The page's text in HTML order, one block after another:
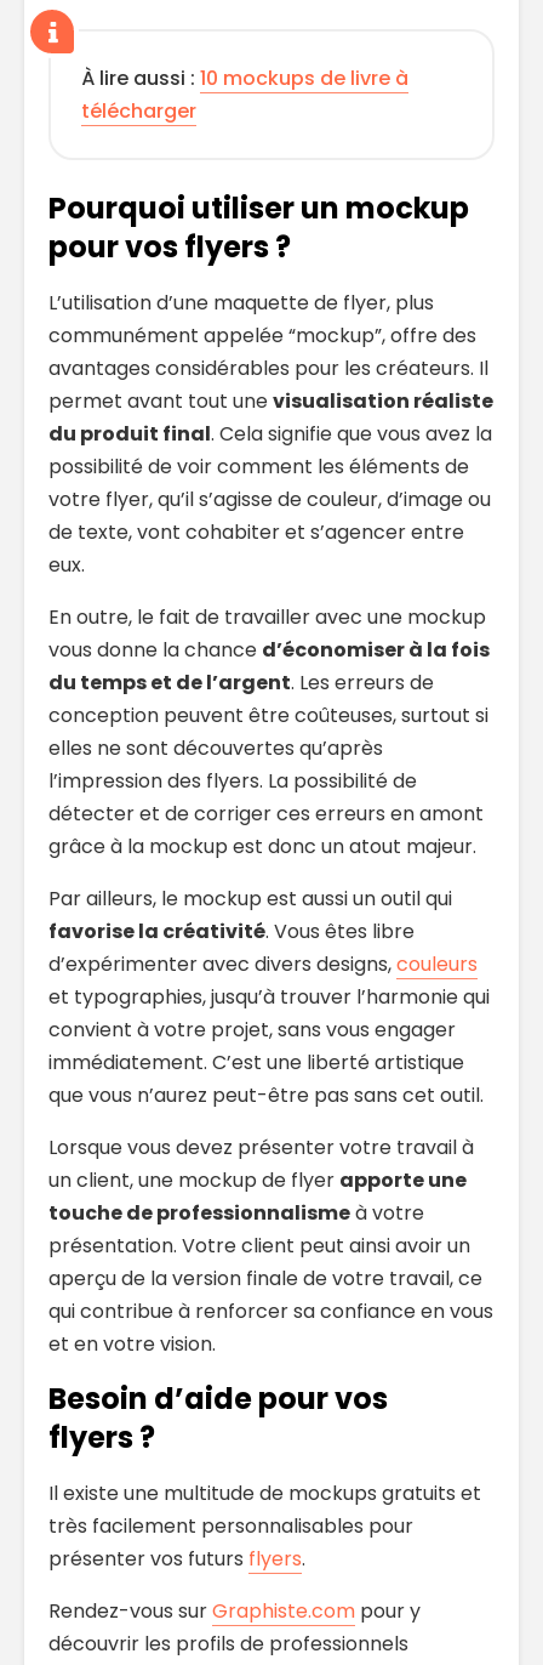
À lire aussi : 10 mockups de livre à
télécharger
Pourquoi utiliser un mockup
pour vos flyers ?
L’utilisation d’une maquette de flyer, plus
communément appelée “mockup”, offre des
avantages considérables pour les créateurs. Il
permet avant tout unevisualisation réaliste
du produit final. Cela signifie que vous avez la
possibilité de voir comment les éléments de
votre flyer, qu’il s’agisse de couleur, d’image ou
de texte, vont cohabiter et s’agencer entre
eux.
En outre, le fait de travailler avec une mockup
vous donne la chance d’économiser à la fois
du temps et de l’argent. Les erreurs de
conception peuvent être coûteuses, surtout si
elles ne sont découvertes qu’après
l’impression des flyers. La possibilité de
détecter et de corriger ces erreurs en amont
grâce à la mockup est donc un atout majeur.
Par ailleurs, le mockup est aussi un outil qui
favorise la créativité. Vous êtes libre
d’expérimenter avec divers designs,couleurs
et typographies, jusqu’à trouver l’harmonie qui
convient à votre projet, sans vous engager
immédiatement. C’est une liberté artistique
que vous n’aurez peut-être pas sans cet outil.
Lorsque vous devez présenter votre travail à
un client, une mockup de flyer apporte une
touche de professionnalismeà votre
présentation. Votre client peut ainsi avoir un
aperçu de la version finale de votre travail, ce
qui contribue à renforcer sa confiance en vous
et en votre vision.
Besoin d’aide pour vos
flyers ?
Il existe une multitude de mockups gratuits et
très facilement personnalisables pour
présenter vos futurs flyers.
Rendez-vous surGraphiste.com pour y
découvrir les profils de professionnels